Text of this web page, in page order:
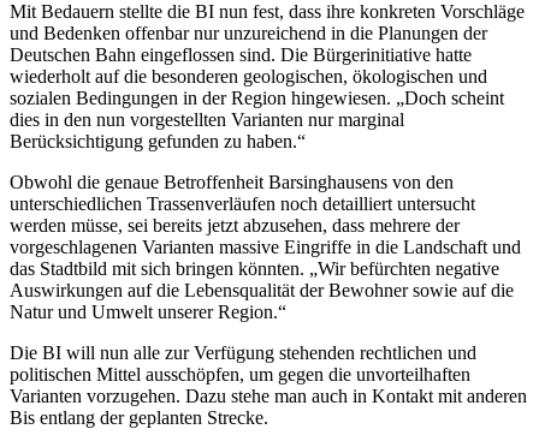
Mit Bedauern stellte die BI nun fest, dass ihre konkreten Vorschläge
und Bedenken offenbar nur unzureichend in die Planungen der
Deutschen Bahn eingeflossen sind. Die Bürgerinitiative hatte
wiederholt auf die besonderen geologischen, ökologischen und
sozialen Bedingungen in der Region hingewiesen. „Doch scheint
dies in den nun vorgestellten Varianten nur marginal
Berücksichtigung gefunden zu haben.“
Obwohl die genaue Betroffenheit Barsinghausens von den
unterschiedlichen Trassenverläufen noch detailliert untersucht
werden müsse, sei bereits jetzt abzusehen, dass mehrere der
vorgeschlagenen Varianten massive Eingriffe in die Landschaft und
das Stadtbild mit sich bringen könnten. „Wir befürchten negative
Auswirkungen auf die Lebensqualität der Bewohner sowie auf die
Natur und Umwelt unserer Region.“
Die BI will nun alle zur Verfügung stehenden rechtlichen und
politischen Mittel ausschöpfen, um gegen die unvorteilhaften
Varianten vorzugehen. Dazu stehe man auch in Kontakt mit anderen
Bis entlang der geplanten Strecke.